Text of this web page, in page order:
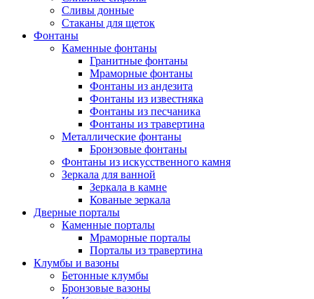
Сливы донные
Стаканы для щеток
Фонтаны
Каменные фонтаны
Гранитные фонтаны
Мраморные фонтаны
Фонтаны из андезита
Фонтаны из известняка
Фонтаны из песчаника
Фонтаны из травертина
Металлические фонтаны
Бронзовые фонтаны
Фонтаны из искусственного камня
Зеркала для ванной
Зеркала в камне
Кованые зеркала
Дверные порталы
Каменные порталы
Мраморные порталы
Порталы из травертина
Клумбы и вазоны
Бетонные клумбы
Бронзовые вазоны